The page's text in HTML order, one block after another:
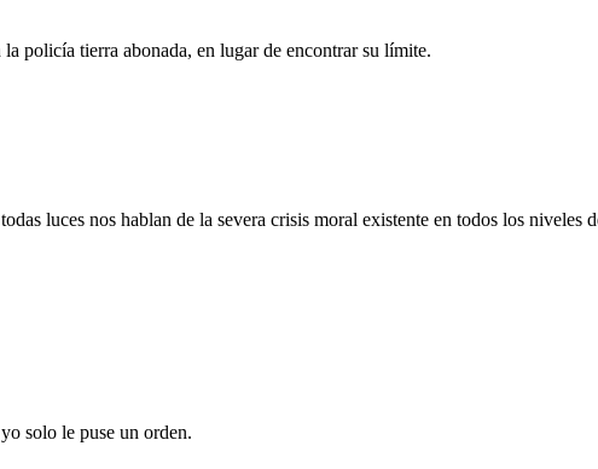
policía tierra abonada, en lugar de encontrar su límite.
luces nos hablan de la severa crisis moral existente en todos los niveles
solo le puse un orden.